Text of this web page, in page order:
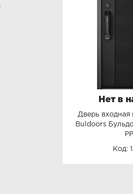
Нет в
Дверь входная
Buldoors
Код: